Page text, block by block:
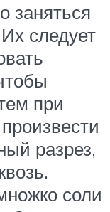
заняться
следует
при
разрез,
соли